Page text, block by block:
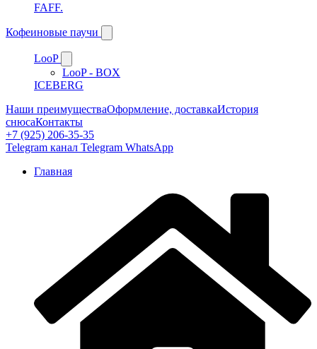
FAFF.
Кофеиновые паучи
LooP
LooP - BOX
ICEBERG
Наши преимуществаОформление, доставкаИстория
снюсаКонтакты
+7 (925) 206-35-35
Telegram канал Telegram WhatsApp
Главная